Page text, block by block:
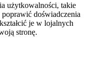
użytkowalności, takie
doświadczenia
je w ⁤lojalnych
stronę.